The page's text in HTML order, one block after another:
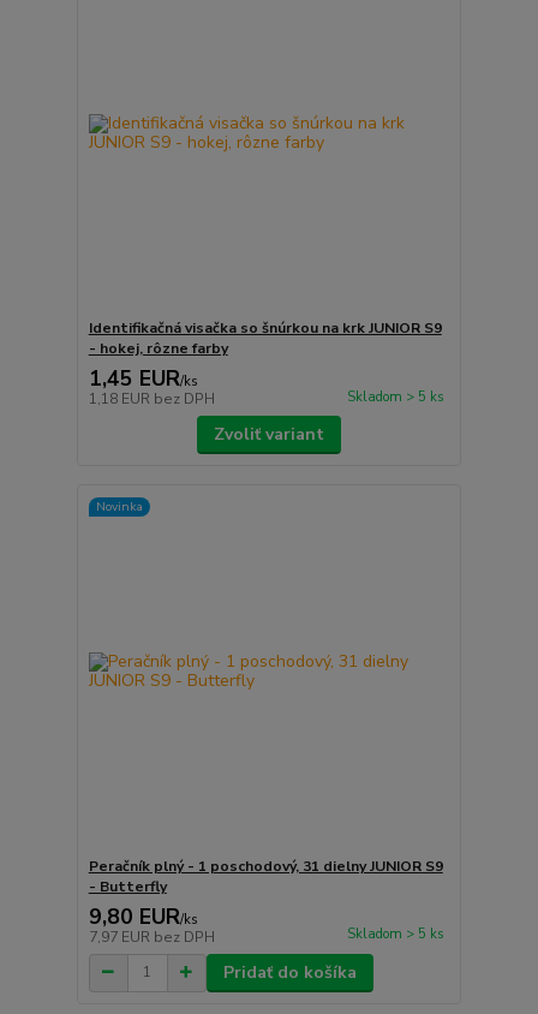
Identifikačná visačka so šnúrkou na krk JUNIOR S9
- hokej, rôzne farby
1,45 EUR/ks
1,18 EUR bez DPH Skladom > 5 ks
Zvoliť variant
Novinka
Peračník plný - 1 poschodový, 31 dielny JUNIOR S9
- Butterfly
9,80 EUR/ks
7,97 EUR bez DPH Skladom > 5 ks
Pridať do košíka